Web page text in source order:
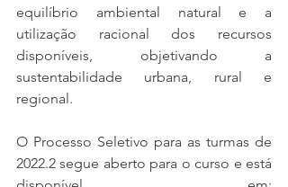
equilíbrio ambiental natural e a
utilização racional dos recursos
disponíveis, objetivando a
sustentabilidade urbana, rural e
regional.
O Processo Seletivo para as turmas de
2022.2 segue aberto para o curso e está